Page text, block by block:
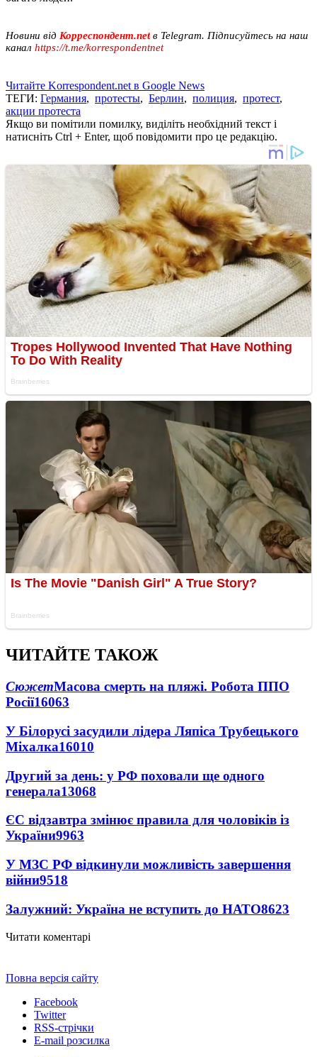
Новини від Корреспондент.net в Telegram. Підписуйтесь на наш
канал https://t.me/korrespondentnet
Читайте Korrespondent.net в Google News
ТЕГИ: Германия, протесты, Берлин, полиция, протест,
акции протеста
Якщо ви помітили помилку, виділіть необхідний текст і
натисніть Ctrl + Enter, щоб повідомити про це редакцію.
ЧИТАЙТЕ ТАКОЖ
СюжетМасова смерть на пляжі. Робота ППО
Росії16063
У Білорусі засудили лідера Ляпіса Трубецького
Міхалка16010
Другий за день: у РФ поховали ще одного
генерала13068
ЄС відзавтра змінює правила для чоловіків із
України9963
У МЗС РФ відкинули можливість завершення
війни9518
Залужний: Україна не вступить до НАТО8623
Читати коментарі
Повна версія сайту
Facebook
Twitter
RSS-стрічки
E-mail розсилка